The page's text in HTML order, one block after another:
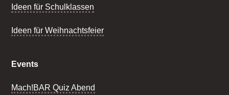
Ideen für Schulklassen
Ideen für Weihnachtsfeier
Events
Mach!BAR Quiz Abend